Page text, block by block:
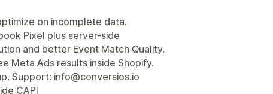
on incomplete data.
Pixel plus server-side
and better Event Match Quality.
Meta Ads results inside Shopify.
Support: info@conversios.io
CAPI